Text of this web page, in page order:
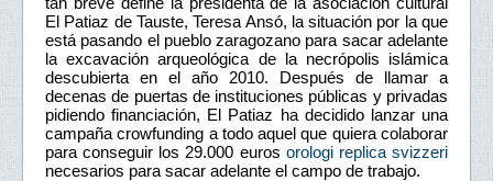
El Patiaz de Tauste, Teresa Ansó, la situación por la que
está pasando el pueblo zaragozano para sacar adelante
la excavación arqueológica de la necrópolis islámica
descubierta en el año 2010. Después de llamar a
decenas de puertas de instituciones públicas y privadas
pidiendo financiación, El Patiaz ha decidido lanzar una
campaña crowfunding a todo aquel que quiera colaborar
para conseguir los 29.000 euros orologi replica svizzeri
necesarios para sacar adelante el campo de trabajo.